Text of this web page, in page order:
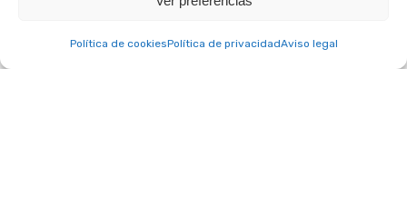
Política de cookiesPolítica de privacidadAviso legal